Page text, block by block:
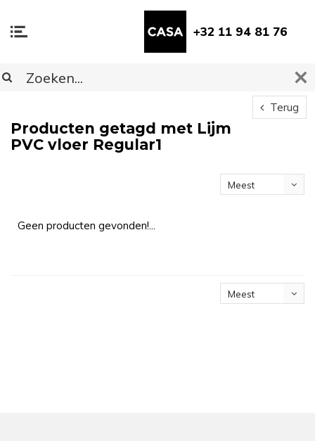
+32 11 94 81 76
Terug
Producten getagd met Lijm
PVC vloer Regular1
Meest
Geen producten gevonden!...
Meest